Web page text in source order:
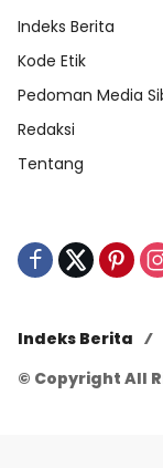
Indeks Berita
Kode Etik
Pedoman Media
Redaksi
Tentang
Indeks Berita
© Copyright All